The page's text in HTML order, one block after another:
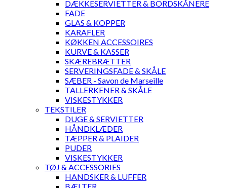
DÆKKESERVIETTER & BORDSKÅNERE
FADE
GLAS & KOPPER
KARAFLER
KØKKEN ACCESSOIRES
KURVE & KASSER
SKÆREBRÆTTER
SERVERINGSFADE & SKÅLE
SÆBER - Savon de Marseille
TALLERKENER & SKÅLE
VISKESTYKKER
TEKSTILER
DUGE & SERVIETTER
HÅNDKLÆDER
TÆPPER & PLAIDER
PUDER
VISKESTYKKER
TØJ & ACCESSORIES
HANDSKER & LUFFER